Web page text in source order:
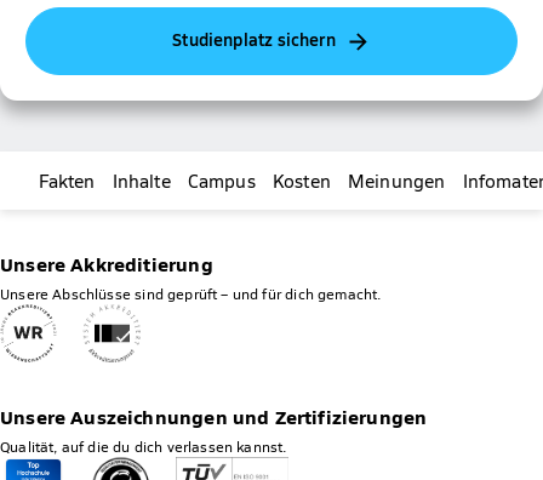
Studienplatz sichern
Fakten Inhalte Campus Kosten Meinungen
Unsere Akkreditierung
Unsere Abschlüsse sind geprüft – und für dich gemacht.
Unsere Auszeichnungen und Zertifizierungen
Qualität, auf die du dich verlassen kannst.